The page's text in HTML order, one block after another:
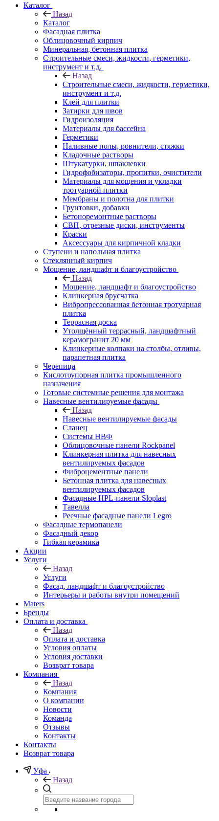
Каталог
Назад
Каталог
Фасадная плитка
Облицовочный кирпич
Минеральная, бетонная плитка
Строительные смеси, жидкости, герметики,
инструмент и т.д.
Назад
Строительные смеси, жидкости, герметики,
инструмент и т.д.
Клей для плитки
Затирки для швов
Гидроизоляция
Материалы для бассейна
Герметики
Наливные полы, ровнители, стяжки
Кладочные растворы
Штукатурки, шпаклевки
Гидрофобизаторы, пропитки, очистители
Материалы для мощения и укладки
тротуарной плитки
Мембраны и полотна для плитки
Грунтовки, добавки
Бетоноремонтные растворы
СВП, отрезные диски, инструменты
Краски
Аксессуары для кирпичной кладки
Ступени и напольная плитка
Cтеклянный кирпич
Мощение, ландшафт и благоустройство
Назад
Мощение, ландшафт и благоустройство
Клинкерная брусчатка
Вибропрессованная бетонная тротуарная
плитка
Террасная доска
Утолщённый террасный, ландшафтный
керамогранит 20 мм
Клинкерные колпаки на столбы, отливы,
парапетная плитка
Черепица
Кислотоупорная плитка промышленного
назначения
Готовые системные решения для монтажа
Навесные вентилируемые фасады
Назад
Навесные вентилируемые фасады
Сланец
Системы НВФ
Облицовочные панели Rockpanel
Клинкерная плитка для навесных
вентилируемых фасадов
Фиброцементные панели
Бетонная плитка для навесных
вентилируемых фасадов
Фасадные HPL-панели Sloplast
Тавелла
Реечные фасадные панели Legro
Фасадные термопанели
Фасадный декор
Гибкая керамика
Акции
Услуги
Назад
Услуги
Фасад, ландшафт и благоустройство
Интерьеры и работы внутри помещений
Maters
Бренды
Оплата и доставка
Назад
Оплата и доставка
Условия оплаты
Условия доставки
Возврат товара
Компания
Назад
Компания
О компании
Новости
Команда
Отзывы
Контакты
Контакты
Возврат товара
Уфа
Назад